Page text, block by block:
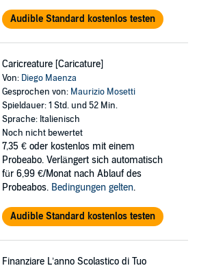
Audible Standard kostenlos testen
Caricreature [Caricature]
Von: Diego Maenza
Gesprochen von: Maurizio Mosetti
Spieldauer: 1 Std. und 52 Min.
Sprache: Italienisch
Noch nicht bewertet
7,35 € oder kostenlos mit einem
Probeabo. Verlängert sich automatisch
für 6,99 €/Monat nach Ablauf des
Probeabos. Bedingungen gelten.
Audible Standard kostenlos testen
Finanziare L’anno Scolastico di Tuo